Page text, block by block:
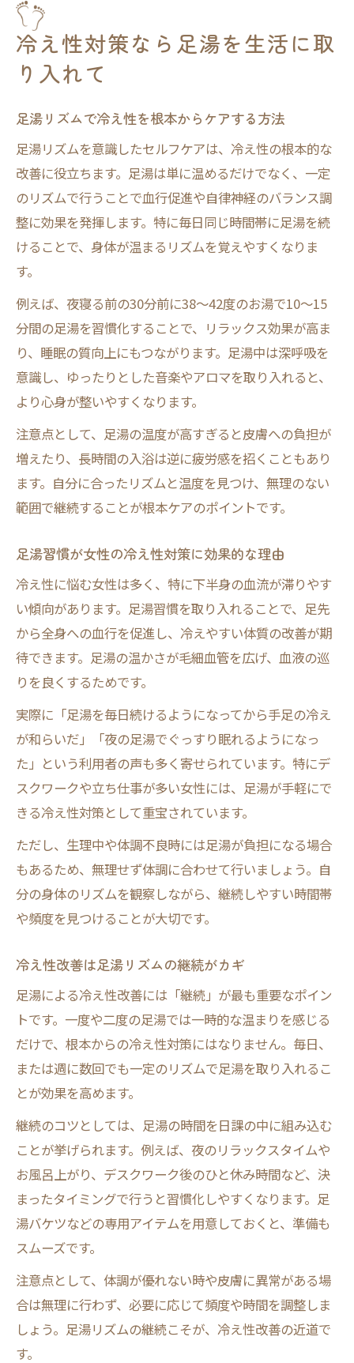
冷え性対策なら足湯を生活に取
り入れて
足湯リズムで冷え性を根本からケアする方法
足湯リズムを意識したセルフケアは、冷え性の根本的な
改善に役立ちます。足湯は単に温めるだけでなく、一定
のリズムで行うことで血行促進や自律神経のバランス調
整に効果を発揮します。特に毎日同じ時間帯に足湯を続
けることで、身体が温まるリズムを覚えやすくなりま
す。
例えば、夜寝る前の30分前に38〜42度のお湯で10〜15
分間の足湯を習慣化することで、リラックス効果が高ま
り、睡眠の質向上にもつながります。足湯中は深呼吸を
意識し、ゆったりとした音楽やアロマを取り入れると、
より心身が整いやすくなります。
注意点として、足湯の温度が高すぎると皮膚への負担が
増えたり、長時間の入浴は逆に疲労感を招くこともあり
ます。自分に合ったリズムと温度を見つけ、無理のない
範囲で継続することが根本ケアのポイントです。
足湯習慣が女性の冷え性対策に効果的な理由
冷え性に悩む女性は多く、特に下半身の血流が滞りやす
い傾向があります。足湯習慣を取り入れることで、足先
から全身への血行を促進し、冷えやすい体質の改善が期
待できます。足湯の温かさが毛細血管を広げ、血液の巡
りを良くするためです。
実際に「足湯を毎日続けるようになってから手足の冷え
が和らいだ」「夜の足湯でぐっすり眠れるようになっ
た」という利用者の声も多く寄せられています。特にデ
スクワークや立ち仕事が多い女性には、足湯が手軽にで
きる冷え性対策として重宝されています。
ただし、生理中や体調不良時には足湯が負担になる場合
もあるため、無理せず体調に合わせて行いましょう。自
分の身体のリズムを観察しながら、継続しやすい時間帯
や頻度を見つけることが大切です。
冷え性改善は足湯リズムの継続がカギ
足湯による冷え性改善には「継続」が最も重要なポイン
トです。一度や二度の足湯では一時的な温まりを感じる
だけで、根本からの冷え性対策にはなりません。毎日、
または週に数回でも一定のリズムで足湯を取り入れるこ
とが効果を高めます。
継続のコツとしては、足湯の時間を日課の中に組み込む
ことが挙げられます。例えば、夜のリラックスタイムや
お風呂上がり、デスクワーク後のひと休み時間など、決
まったタイミングで行うと習慣化しやすくなります。足
湯バケツなどの専用アイテムを用意しておくと、準備も
スムーズです。
注意点として、体調が優れない時や皮膚に異常がある場
合は無理に行わず、必要に応じて頻度や時間を調整しま
しょう。足湯リズムの継続こそが、冷え性改善の近道で
す。